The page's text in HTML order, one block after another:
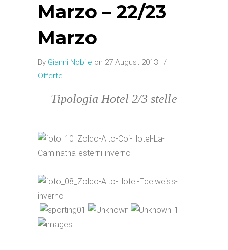
Marzo – 22/23
Marzo
By Gianni Nobile on 27 August 2013
/
Offerte
Tipologia Hotel 2/3 stelle